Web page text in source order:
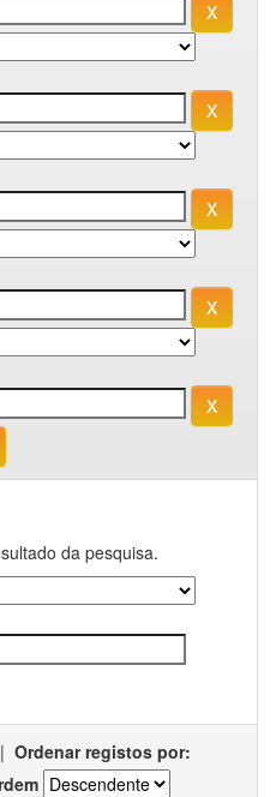
da pesquisa.
| Ordenar registos por: